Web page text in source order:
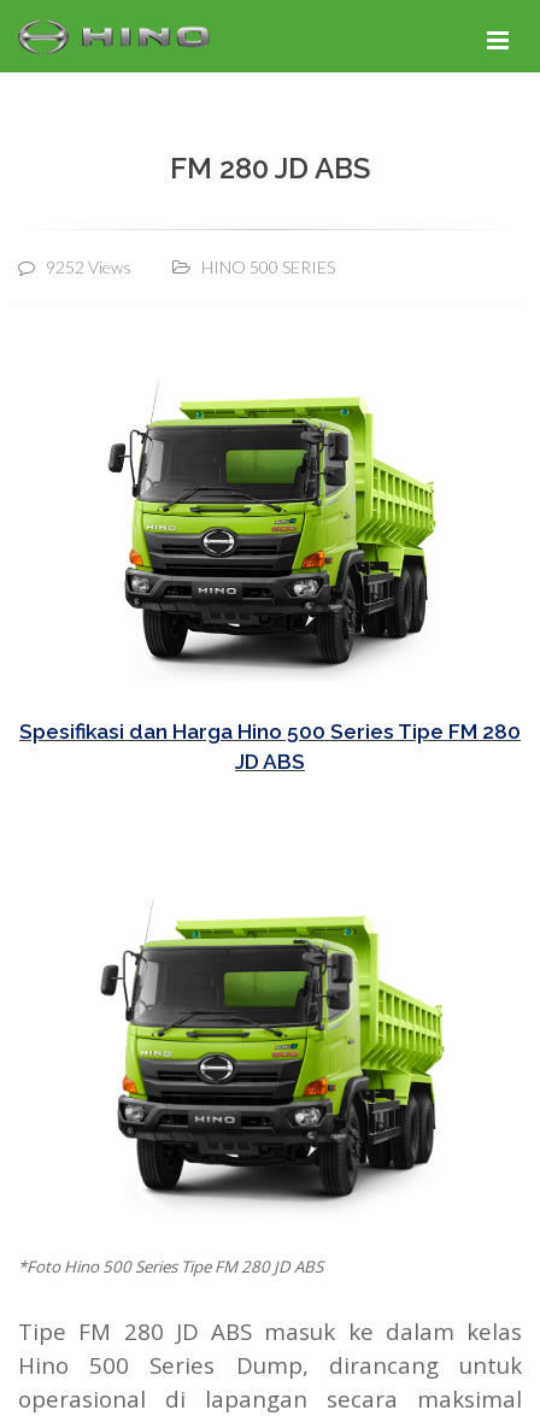
FM 280 JD ABS
9252 Views HINO 500 SERIES
Spesifikasi dan Harga Hino 500 Series Tipe FM 280
JD ABS
*Foto Hino 500 Series Tipe FM 280 JD ABS
Tipe FM 280 JD ABS masuk ke dalam kelas
Hino 500 Series Dump, dirancang untuk
operasional di lapangan secara maksimal